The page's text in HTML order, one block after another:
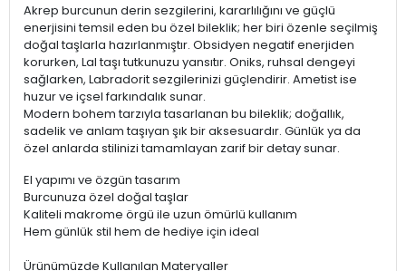
Akrep burcunun derin sezgilerini, kararlılığını ve güçlü
enerjisini temsil eden bu özel bileklik; her biri özenle seçilmiş
doğal taşlarla hazırlanmıştır. Obsidyen negatif enerjiden
korurken, Lal taşı tutkunuzu yansıtır. Oniks, ruhsal dengeyi
sağlarken, Labradorit sezgilerinizi güçlendirir. Ametist ise
huzur ve içsel farkındalık sunar.
Modern bohem tarzıyla tasarlanan bu bileklik; doğallık,
sadelik ve anlam taşıyan şık bir aksesuardır. Günlük ya da
özel anlarda stilinizi tamamlayan zarif bir detay sunar.
El yapımı ve özgün tasarım
Burcunuza özel doğal taşlar
Kaliteli makrome örgü ile uzun ömürlü kullanım
Hem günlük stil hem de hediye için ideal
Ürünümüzde Kullanılan Materyaller